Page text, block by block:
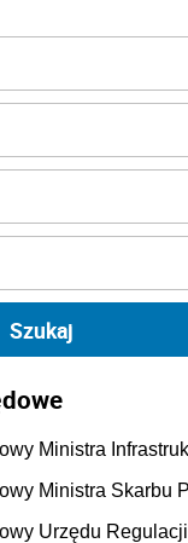
Ministra
Ministra Skarbu
Urzędu